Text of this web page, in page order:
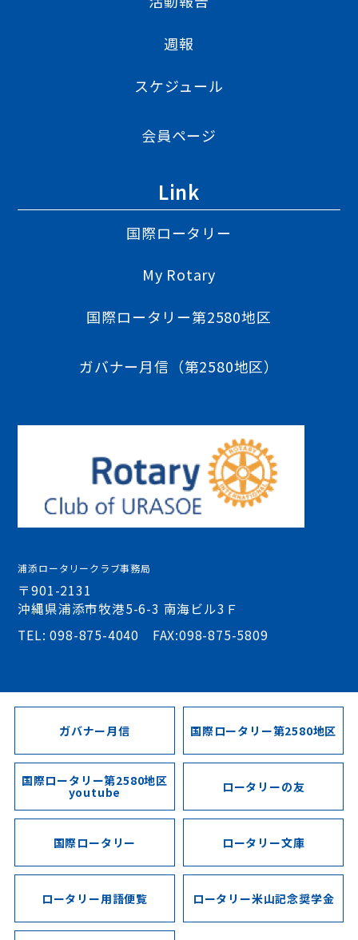
浦添ロータリークラブ事務局
〒901-2131
沖縄県浦添市牧港5-6-3 南海ビル3Ｆ
TEL: 098-875-4040 FAX:098-875-5809
週報
スケジュール
会員ページ
Link
国際ロータリー
My Rotary
国際ロータリー第2580地区
ガバナー月信（第2580地区）
ガバナー月信 国際ロータリー第2580地区
国際ロータリー第2580地区
youtube ロータリーの友
国際ロータリー ロータリー文庫
ロータリー用語便覧 ロータリー米山記念奨学金